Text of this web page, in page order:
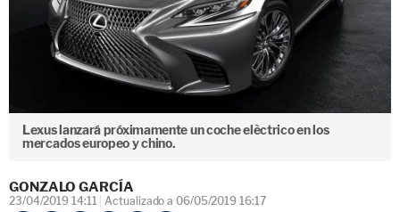
Lexus lanzará próximamente un coche elèctrico en los
mercados europeo y chino.
GONZALO GARCÍA
23/04/2019 14:11 Actualizado a 06/05/2019 16:17